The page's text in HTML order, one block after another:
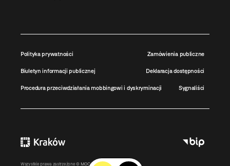
Polityka prywatności Zamówienia publiczne
Biuletyn informacji publicznej Deklaracja dostępności
Procedura przeciwdziałania mobbingowi i dyskryminacji Sygnaliści
Wszystkie prawa zastrzeżone © MOCAK2011-2026